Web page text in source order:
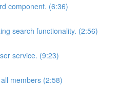
component. (6:36)
search functionality. (2:56)
service. (9:23)
members (2:58)